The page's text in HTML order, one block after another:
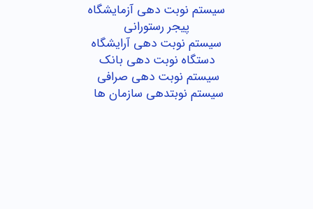
سیستم نوبت دهی آزمایشگاه
پیجر رستورانی
سیستم نوبت دهی آرایشگاه
دستگاه نوبت دهی بانک
سیستم نوبت دهی صرافی
سیستم نوبتدهی سازمان ها